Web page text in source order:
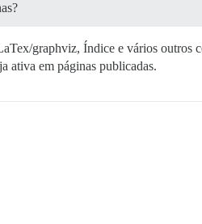
graphviz, Índice e vários outros
ativa em páginas publicadas.